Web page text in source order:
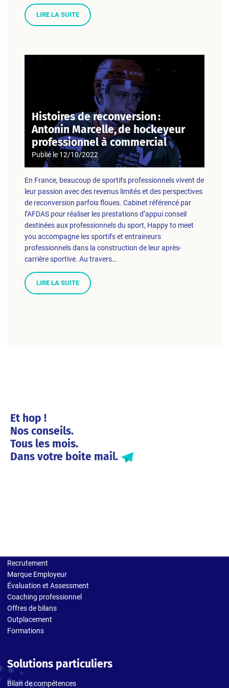
LIRE LA SUITE
Histoires de reconversion :
Antonin Marcelle, de hockeyeur
professionnel à commercial
Publié le 12/10/2022
En France, beaucoup de sportifs professionnels vivent de
leur passion avec des revenus limités et des perspectives
de reconversion parfois floues. Cabinet référencé par
l’AFDAS pour réaliser les prestations d’appui conseil
destinées aux professionnels du sport, Happy to meet
you accompagne les sportifs et entraineurs
professionnels dans la construction de leur après-
carrière sportive. Au travers…
LIRE LA SUITE
Et hop !
Nos conseils.
Tous les mois.
Dans votre boite mail.
Recrutement
Marque Employeur
Évaluation et Assessment
Coaching professionnel
Offres de bilans
Outplacement
Formations
Solutions particuliers
Bilan de compétences